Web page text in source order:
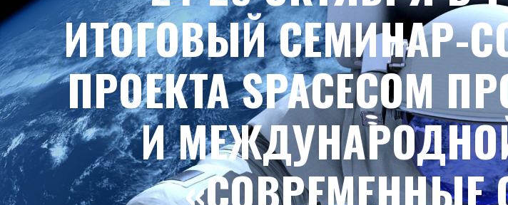
ИТОГОВЫЙ СЕМИНАР-
ПРОЕКТА SPACECOM
И
«СОВРЕМЕННЫЕ